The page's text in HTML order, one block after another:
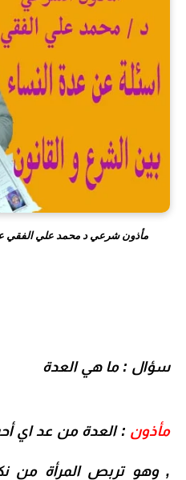
مأذون شرعي د محمد علي الفقي
سؤال : ما هي العدة
مأذون : العدة من عد اي
, وهو تربص المرأة من